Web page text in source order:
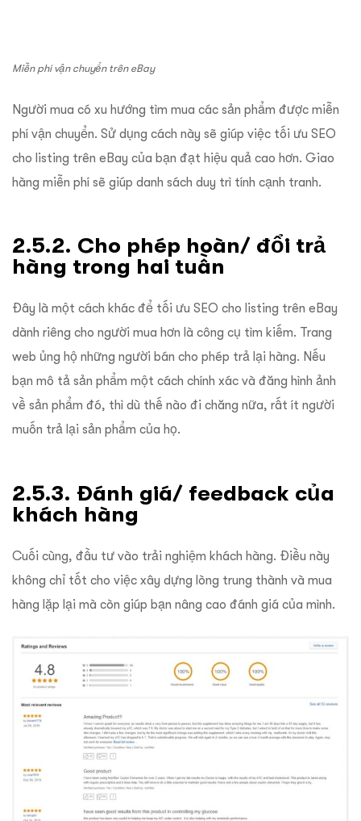
Miễn phí vận chuyển trên eBay
Người mua có xu hướng tìm mua các sản phẩm được miễn
phí vận chuyển. Sử dụng cách này sẽ giúp việc tối ưu SEO
cho listing trên eBay của bạn đạt hiệu quả cao hơn. Giao
hàng miễn phí sẽ giúp danh sách duy trì tính cạnh tranh.
2.5.2. Cho phép hoàn/ đổi trả
hàng trong hai tuần
Đây là một cách khác để tối ưu SEO cho listing trên eBay
dành riêng cho người mua hơn là công cụ tìm kiếm. Trang
web ủng hộ những người bán cho phép trả lại hàng. Nếu
bạn mô tả sản phẩm một cách chính xác và đăng hình ảnh
về sản phẩm đó, thì dù thế nào đi chăng nữa, rất ít người
muốn trả lại sản phẩm của họ.
2.5.3. Đánh giá/ feedback của
khách hàng
Cuối cùng, đầu tư vào trải nghiệm khách hàng. Điều này
không chỉ tốt cho việc xây dựng lòng trung thành và mua
hàng lặp lại mà còn giúp bạn nâng cao đánh giá của mình.